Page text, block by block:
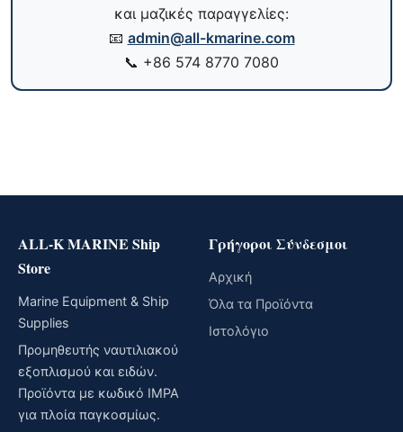
και μαζικές παραγγελίες:
📧 admin@all-kmarine.com
📞 +86 574 8770 7080
ALL-K MARINE Ship
Store
Marine Equipment & Ship
Supplies
Προμηθευτής ναυτιλιακού
εξοπλισμού και ειδών.
Προϊόντα με κωδικό IMPA
για πλοία παγκοσμίως.
Γρήγοροι Σύνδεσμοι
Αρχική
Όλα τα Προϊόντα
Ιστολόγιο